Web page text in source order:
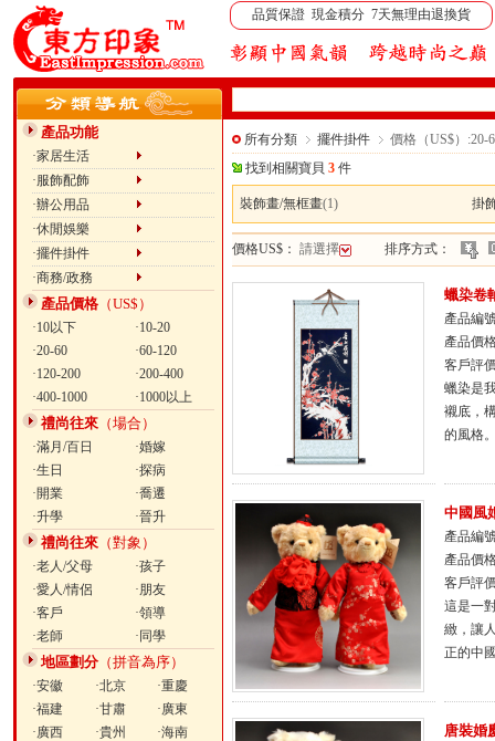
品質保證 現金積分 7天無理由退換貨
產品功能
·家居生活
·服飾配飾
·辦公用品
·休閒娛樂
·擺件掛件
·商務/政務
產品價格 （US$）
·10以下
·10-20
·20-60
·60-120
·120-200
·200-400
·400-1000
·1000以上
禮尚往來 （場合）
·滿月/百日
·婚嫁
·生日
·探病
·開業
·喬遷
·升學
·晉升
禮尚往來 （對象）
·老人/父母
·孩子
·愛人/情侶
·朋友
·客戶
·領導
·老師
·同學
地區劃分（拼音為序）
·安徽 ·北京
·重慶
·福建
·甘肅
·廣東
·廣西
·貴州
·海南
所有分類 擺件掛件
價格（US$）:20-
找到相關寶貝 3 件
裝飾畫/無框畫(1) 掛
價格US$： 請選擇 排序方式：
蠟染卷
產品編
產品價
客戶評
蠟染是
襯底，
的風格
中國風
產品編
產品價
客戶評
這是一
緻，讓
正的中
唐裝婚